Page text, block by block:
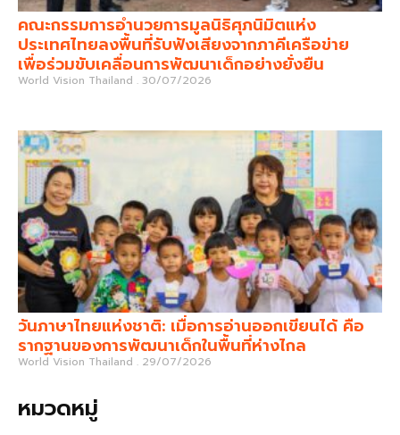
คณะกรรมการอำนวยการมูลนิธิศุภนิมิตแห่ง
ประเทศไทยลงพื้นที่รับฟังเสียงจากภาคีเครือข่าย
เพื่อร่วมขับเคลื่อนการพัฒนาเด็กอย่างยั่งยืน
World Vision Thailand 30/07/2026
วันภาษาไทยแห่งชาติ: เมื่อการอ่านออกเขียนได้ คือ
รากฐานของการพัฒนาเด็กในพื้นที่ห่างไกล
World Vision Thailand 29/07/2026
หมวดหมู่